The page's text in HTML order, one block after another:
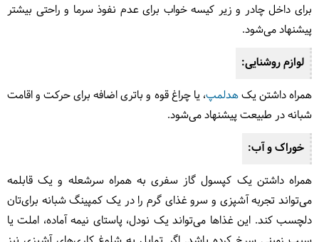
برای داخل چادر و زیر کیسه خواب برای عدم نفوذ سرما و راحتی بیشتر
پیشنهاد می‌شود.
لوازم روشنایی:
همراه داشتن یکهدلمپ، یا چراغ قوه و باتری اضافه برای حرکت و اقامت
شبانه در طبیعت پیشنهاد می‌شود.
خوراک و آب:
همراه داشتن یک کپسول گاز سفری به همراه سرشعله و یک قابلمه
می‌تواند تجربه آشپزی و سرو غذای گرم را در یک کمپینگ شبانه برای‌تان
دلچسب کند. این غذاها می‌تواند یک نودل، پاستای نیمه آماده، املت یا